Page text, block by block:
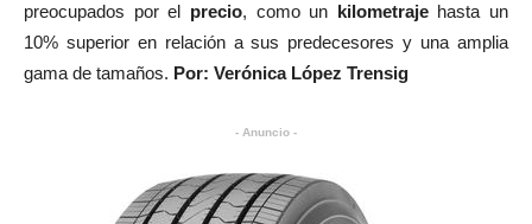
preocupados por el precio, como un kilometrajehasta un
10% superior en relación a sus predecesores y una amplia
gama de tamaños. Por: Verónica López Trensig
- Anuncio -